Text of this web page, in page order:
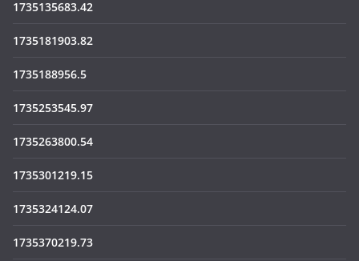
1735135683.42
1735181903.82
1735188956.5
1735253545.97
1735263800.54
1735301219.15
1735324124.07
1735370219.73